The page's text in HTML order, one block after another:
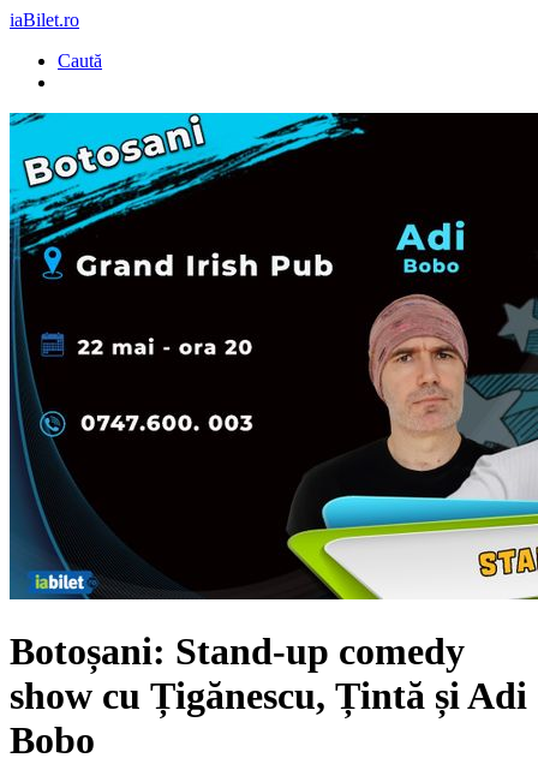
iaBilet.ro
Caută
Botoșani: Stand-up comedy
show cu Țigănescu, Țintă și Adi
Bobo